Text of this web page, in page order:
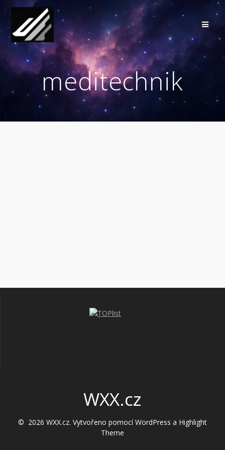
Přeskočit
na
obsah
meditechnik
WXX.cz
© 2026 WXX.cz. Vytvořeno pomocí WordPress a Highlight
Theme